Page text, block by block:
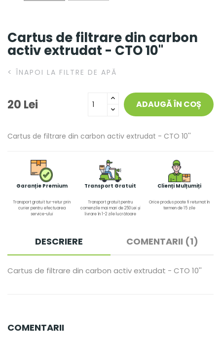
Cartus de filtrare din carbon
activ extrudat - CTO 10''
< ÎNAPOI LA FILTRE DE APĂ
20 Lei ADAUGĂ ÎN COȘ
Cartus de filtrare din carbon activ extrudat - CTO 10''
Garanție Premium
Transport gratuit tur-retur prin
curier pentru efectuarea
service-ului
Transport Gratuit
Transport gratuit pentru
comenzile mai mari de 250 Lei și
livrare în 1-2 zile lucrătoare
Clienți Mulțumiți
Orice produs poate fi returnat în
termen de 15 zile
DESCRIERE COMENTARII (1)
Cartus de filtrare din carbon activ extrudat - CTO 10''
COMENTARII